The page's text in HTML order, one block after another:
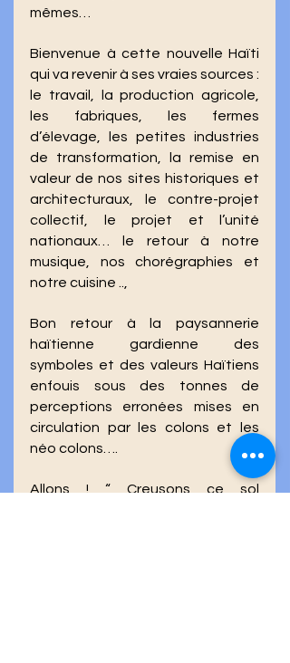
mêmes…
Bienvenue à cette nouvelle Haïti
qui va revenir à ses vraies sources :
le travail, la production agricole,
les fabriques, les fermes
d’élevage, les petites industries
de transformation, la remise en
valeur de nos sites historiques et
architecturaux, le contre-projet
collectif, le projet et l’unité
nationaux… le retour à notre
musique, nos chorégraphies et
notre cuisine ..,
Bon retour à la paysannerie
haïtienne gardienne des
symboles et des valeurs Haïtiens
enfouis sous des tonnes de
perceptions erronées mises en
circulation par les colons et les
néo colons….
Allons ! “ Creusons ce sol